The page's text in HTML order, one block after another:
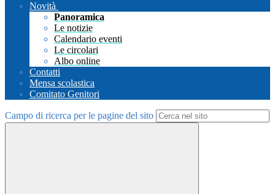
Novità
Panoramica
Le notizie
Calendario eventi
Le circolari
Albo online
Contatti
Mensa scolastica
Comitato Genitori
Campo di ricerca per le pagine del sito